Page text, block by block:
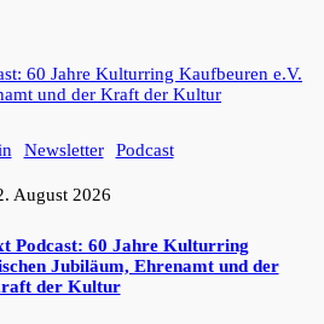
Newsletter Podcast
August 2026
Podcast: 60 Jahre Kulturring
Jubiläum, Ehrenamt und der
der Kultur